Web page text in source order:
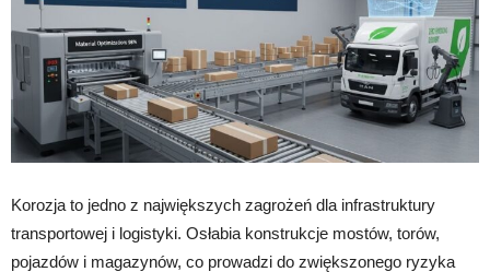
Korozja to jedno z największych zagrożeń dla infrastruktury
transportowej i logistyki. Osłabia konstrukcje mostów, torów,
pojazdów i magazynów, co prowadzi do zwiększonego ryzyka